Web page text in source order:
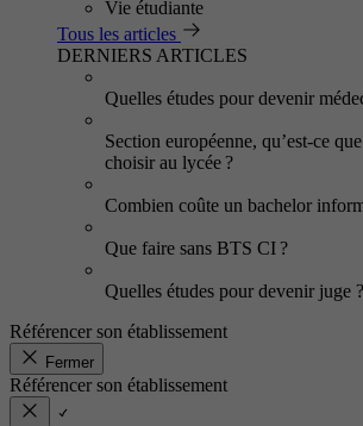
Vie étudiante
Tous les articles
DERNIERS ARTICLES
Quelles études pour devenir
Section européenne, qu’est-ce
choisir au lycée ?
Combien coûte un bachelor
Que faire sans BTS CI ?
Quelles études pour devenir juge ?
Référencer son établissement
Fermer
Référencer son établissement